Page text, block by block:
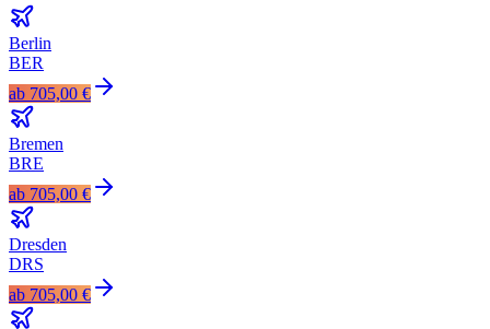
Berlin
BER
ab 705,00 €
Bremen
BRE
ab 705,00 €
Dresden
DRS
ab 705,00 €